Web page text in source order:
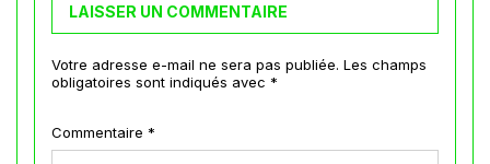
LAISSER UN COMMENTAIRE
Votre adresse e-mail ne sera pas publiée. Les champs
obligatoires sont indiqués avec *
Commentaire *